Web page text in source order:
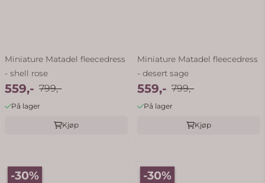
Miniature Matadel fleecedress
- shell rose
559,- 799,-
På lager
Kjøp
Miniature Matadel fleecedress
- desert sage
559,- 799,-
På lager
Kjøp
-30% -30%